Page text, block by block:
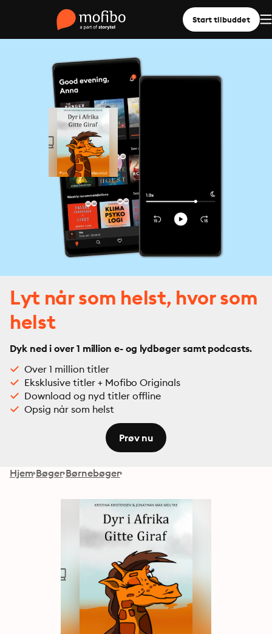
Start tilbuddet
Lyt når som helst, hvor som
helst
Dyk ned i over 1 million e- og lydbøger samt podcasts.
Over 1 million titler
Eksklusive titler + Mofibo Originals
Download og nyd titler offline
Opsig når som helst
Prøv nu
Hjem Bøger Børnebøger